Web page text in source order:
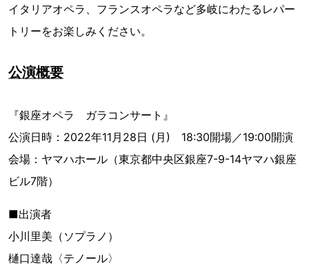
イタリアオペラ、フランスオペラなど多岐にわたるレパー
トリーをお楽しみください。
公演概要
『銀座オペラ ガラコンサート』
公演日時：2022年11月28日 (月) 18:30開場／19:00開演
会場：ヤマハホール（東京都中央区銀座7-9-14ヤマハ銀座
ビル7階）
■出演者
小川里美（ソプラノ）
樋口達哉〈テノール〉